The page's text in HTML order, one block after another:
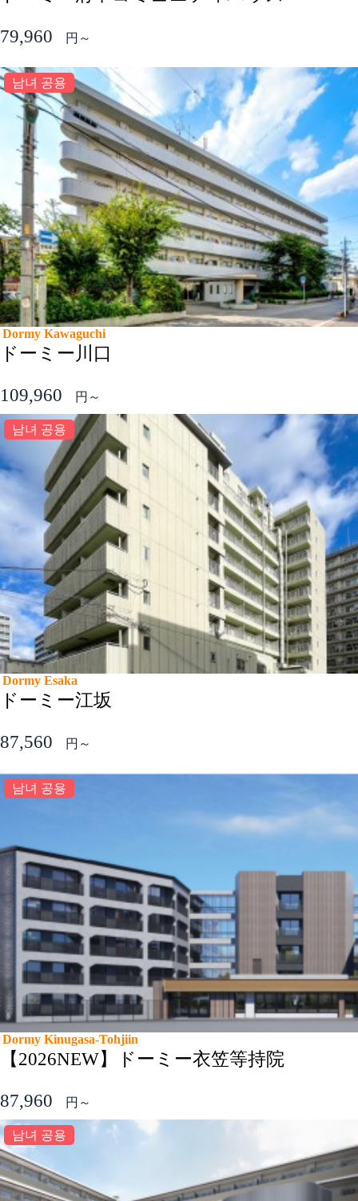
79,960 円～
남녀 공용
Dormy Kawaguchi
ドーミー川口
109,960 円～
남녀 공용
Dormy Esaka
ドーミー江坂
87,560 円～
남녀 공용
Dormy Kinugasa-Tohjiin
【2026NEW】ドーミー衣笠等持院
87,960 円～
남녀 공용